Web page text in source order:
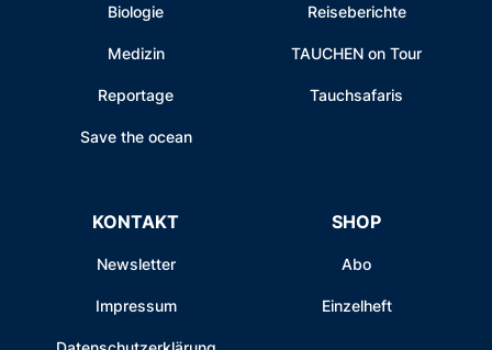
Biologie
Medizin
Reportage
Save the ocean
Reiseberichte
TAUCHEN on Tour
Tauchsafaris
KONTAKT
Newsletter
Impressum
SHOP
Abo
Einzelheft